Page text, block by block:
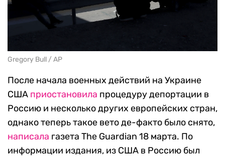
Gregory Bull / AP
После начала военных действий на Украине
США приостановила процедуру депортации в
Россию и несколько других европейских стран,
однако теперь такое вето де-факто было снято,
написала газета The Guardian 18 марта. По
информации издания, из США в Россию был